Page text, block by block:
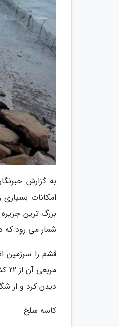
به گزارش
امکانات
بزرگ ترین
شمار می رود که
دیدن کرد و از
کاسه سلخ